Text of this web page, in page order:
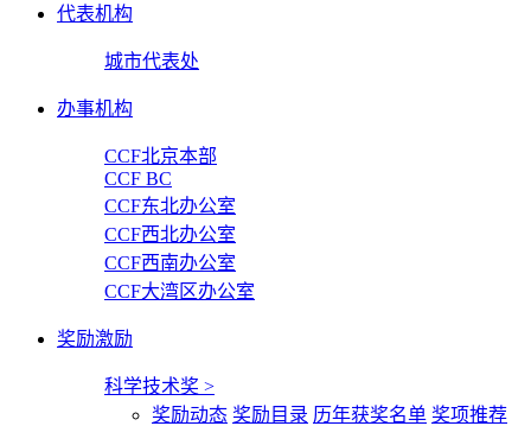
代表机构
城市代表处
办事机构
CCF北京本部
CCF BC
CCF东北办公室
CCF西北办公室
CCF西南办公室
CCF大湾区办公室
奖励激励
科学技术奖 >
奖励动态 奖励目录 历年获奖名单 奖项推荐